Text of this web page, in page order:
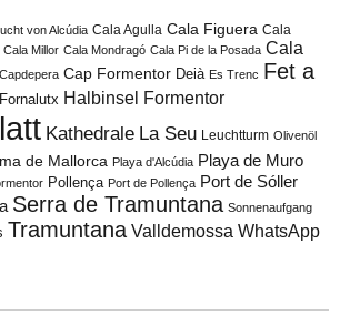
von Alcúdia Cala Agulla Cala Figuera Cala
Cala Millor Cala Mondragó Cala Pi de la Posada Cala
Capdepera Cap Formentor Deià Es Trenc Fet a
Fornalutx Halbinsel Formentor
Kathedrale La Seu Leuchtturm Olivenöl
de Mallorca Playa d'Alcúdia Playa de Muro
Pollença Port de Pollença Port de Sóller
Serra de Tramuntana Sonnenaufgang
Tramuntana Valldemossa WhatsApp